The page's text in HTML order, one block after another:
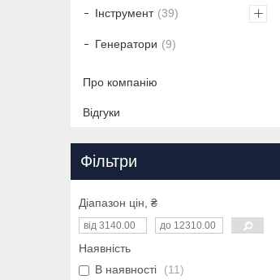
Інструмент 39
Генератори 9
Про компанію
Відгуки
Фільтри
Діапазон цін, ₴
Наявність
В наявності
11